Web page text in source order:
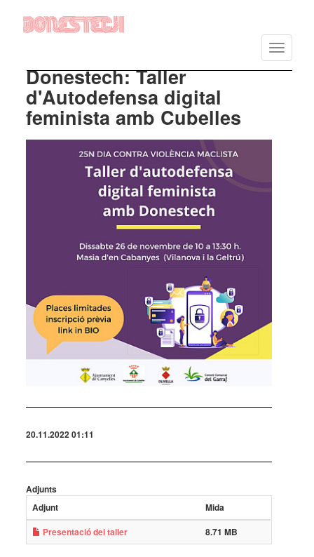
Vés
Toggle
Donestech: Taller
d'Autodefensa digital
feminista amb Cubelles
20.11.2022 01:11
Adjunts
Adjunt
Mida
Presentació del taller
8.71 MB